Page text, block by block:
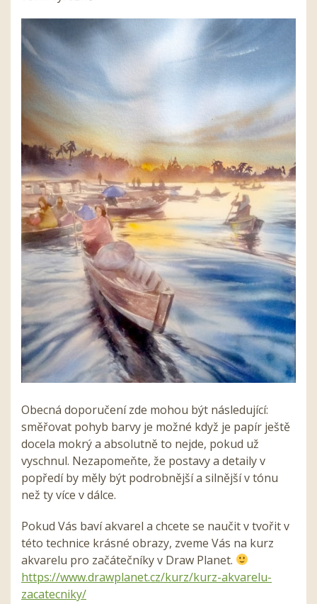
Obecná doporučení zde mohou být následující:
směřovat pohyb barvy je možné když je papír ještě
docela mokrý a absolutně to nejde, pokud už
vyschnul. Nezapomeňte, že postavy a detaily v
popředí by měly být podrobnější a silnější v tónu
než ty více v dálce.
Pokud Vás baví akvarel a chcete se naučit v tvořit v
této technice krásné obrazy, zveme Vás na kurz
akvarelu pro začátečníky v Draw Planet.
https://www.drawplanet.cz/kurz/kurz-akvarelu-
zacatecniky/